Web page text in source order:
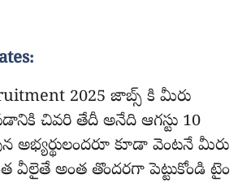
2025 జాబ్స్ కి మీరు
చివరి తేదీ అనేది ఆగస్టు 10
అభ్యర్థులందరూ కూడా వెంటనే మీరు
వీలైతే అంత తొందరగా పెట్టుకోండి టైం